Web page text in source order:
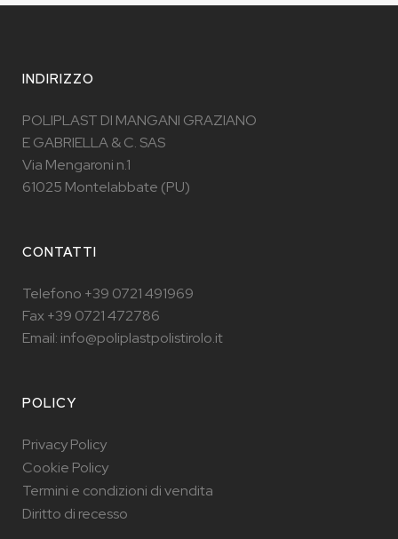
INDIRIZZO
POLIPLAST DI MANGANI GRAZIANO
E GABRIELLA & C. SAS
Via Mengaroni n.1
61025 Montelabbate (PU)
CONTATTI
Telefono +39 0721 491969
Fax +39 0721 472786
Email: info@poliplastpolistirolo.it
POLICY
Privacy Policy
Cookie Policy
Termini e condizioni di vendita
Diritto di recesso